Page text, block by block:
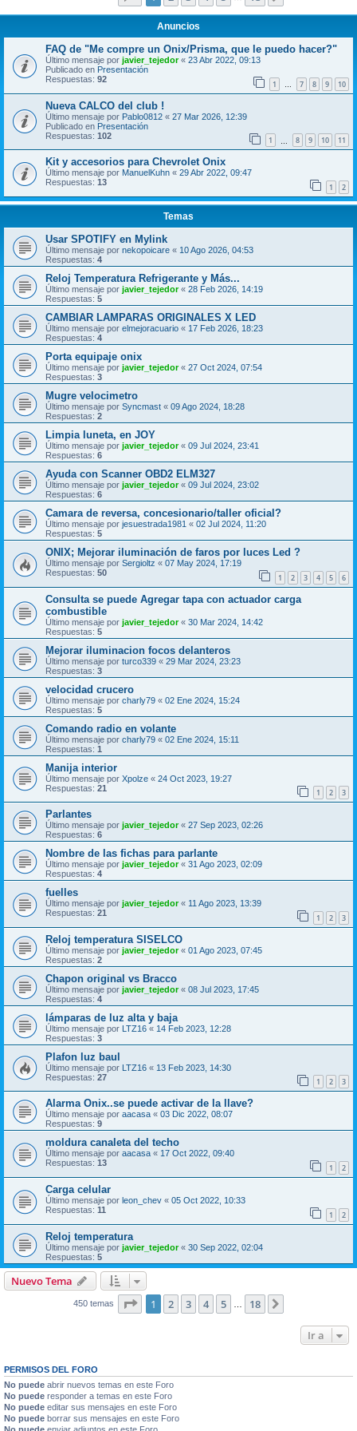
Anuncios
FAQ de "Me compre un Onix/Prisma, que le puedo hacer?"
Último mensaje por javier_tejedor« 23 Abr 2022, 09:13
Publicado en Presentación
Respuestas: 92 1 … 7 8 9 10
Nueva CALCO del club !
Último mensaje por Pablo0812 « 27 Mar 2026, 12:39
Publicado en Presentación
Respuestas: 102 1 8 9 10 11
Kit y accesorios para Chevrolet Onix
Último mensaje por ManuelKuhn « 29 Abr 2022, 09:47
Respuestas: 13 1 2
Temas
Usar SPOTIFY en Mylink
Último mensaje por nekopoicare « 10 Ago 2026, 04:53
Respuestas: 4
Reloj Temperatura Refrigerante y Más...
Último mensaje por javier_tejedor« 28 Feb 2026, 14:19
Respuestas: 5
CAMBIAR LAMPARAS ORIGINALES X LED
Último mensaje por elmejoracuario « 17 Feb 2026, 18:23
Respuestas: 4
Porta equipaje onix
Último mensaje por javier_tejedor« 27 Oct 2024, 07:54
Respuestas: 3
Mugre velocimetro
Último mensaje por Syncmast « 09 Ago 2024, 18:28
Respuestas: 2
Limpia luneta, en JOY
Último mensaje por javier_tejedor« 09 Jul 2024, 23:41
Respuestas: 6
Ayuda con Scanner OBD2 ELM327
Último mensaje por javier_tejedor« 09 Jul 2024, 23:02
Respuestas: 6
Camara de reversa, concesionario/taller oficial?
Último mensaje por jesuestrada1981 « 02 Jul 2024, 11:20
Respuestas: 5
ONIX; Mejorar iluminación de faros por luces Led ?
Último mensaje por Sergioltz « 07 May 2024, 17:19
Respuestas: 50 1 2 3 4 5 6
Consulta se puede Agregar tapa con actuador carga
combustible
Último mensaje por javier_tejedor« 30 Mar 2024, 14:42
Respuestas: 5
Mejorar iluminacion focos delanteros
Último mensaje por turco339 « 29 Mar 2024, 23:23
Respuestas: 3
velocidad crucero
Último mensaje por charly79 « 02 Ene 2024, 15:24
Respuestas: 5
Comando radio en volante
Último mensaje por charly79 « 02 Ene 2024, 15:11
Respuestas: 1
Manija interior
Último mensaje por Xpolze « 24 Oct 2023, 19:27
Respuestas: 21 1 2 3
Parlantes
Último mensaje por javier_tejedor« 27 Sep 2023, 02:26
Respuestas: 6
Nombre de las fichas para parlante
Último mensaje por javier_tejedor« 31 Ago 2023, 02:09
Respuestas: 4
fuelles
Último mensaje por javier_tejedor« 11 Ago 2023, 13:39
Respuestas: 21 1 2 3
Reloj temperatura SISELCO
Último mensaje por javier_tejedor« 01 Ago 2023, 07:45
Respuestas: 2
Chapon original vs Bracco
Último mensaje por javier_tejedor« 08 Jul 2023, 17:45
Respuestas: 4
lámparas de luz alta y baja
Último mensaje por LTZ16 « 14 Feb 2023, 12:28
Respuestas: 3
Plafon luz baul
Último mensaje por LTZ16 « 13 Feb 2023, 14:30
Respuestas: 27 1 2 3
Alarma Onix..se puede activar de la llave?
Último mensaje por aacasa « 03 Dic 2022, 08:07
Respuestas: 9
moldura canaleta del techo
Último mensaje por aacasa « 17 Oct 2022, 09:40
Respuestas: 13 1 2
Carga celular
Último mensaje por leon_chev « 05 Oct 2022, 10:33
Respuestas: 11 1 2
Reloj temperatura
Último mensaje por javier_tejedor« 30 Sep 2022, 02:04
Respuestas: 5
Nuevo Tema
450 temas Página de 18
1 2 3 4 5 18
Ir a
PERMISOS DEL FORO
No puede abrir nuevos temas en este Foro
No puede responder a temas en este Foro
No puede editar sus mensajes en este Foro
No puede borrar sus mensajes en este Foro